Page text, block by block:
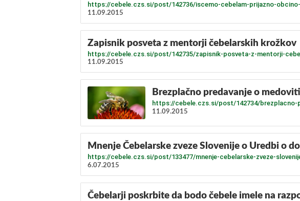
https://cebele.czs.si/post/142736/iscemo-cebelam-prijazno-
11.09.2015
Zapisnik posveta z mentorji čebelarskih krožkov
https://cebele.czs.si/post/142735/zapisnik-posveta-z-mentorji-
11.09.2015
Brezplačno predavanje o
https://cebele.czs.si/post/142734/brezplacno-
11.09.2015
Mnenje Čebelarske zveze Slovenije o Uredbi o
https://cebele.czs.si/post/133477/mnenje-cebelarske-zveze-
6.07.2015
Čebelarji poskrbite da bodo čebele imele na